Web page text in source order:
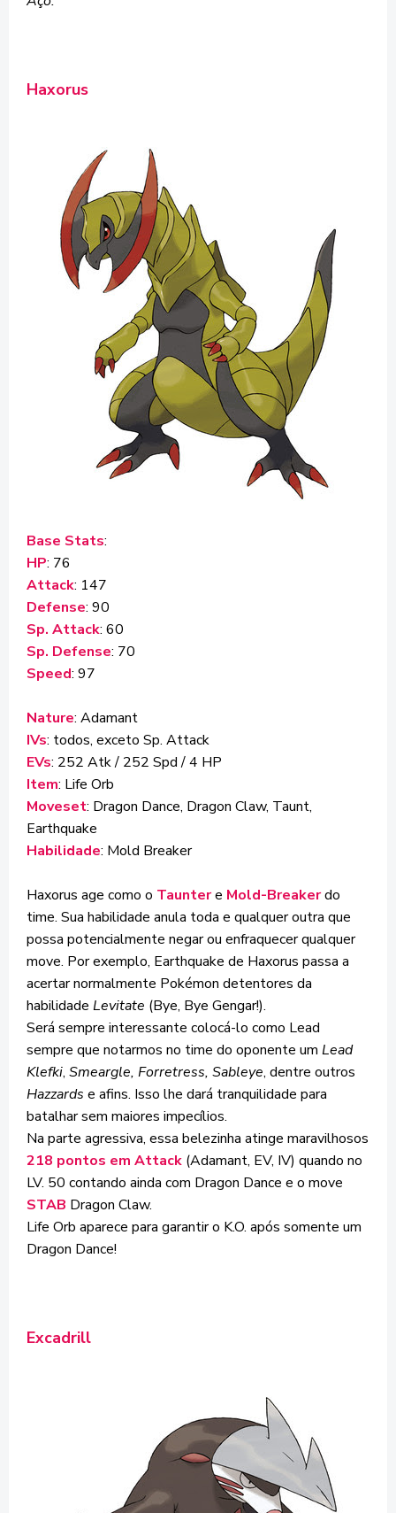
Haxorus
Base Stats:
HP: 76
Attack: 147
Defense: 90
Sp. Attack: 60
Sp. Defense: 70
Speed: 97
Nature: Adamant
IVs: todos, exceto Sp. Attack
EVs: 252 Atk / 252 Spd / 4 HP
Item: Life Orb
Moveset: Dragon Dance, Dragon Claw, Taunt,
Earthquake
Habilidade: Mold Breaker
Haxorus age como o Tauntere Mold-Breakerdo
time. Sua habilidade anula toda e qualquer outra que
possa potencialmente negar ou enfraquecer qualquer
move. Por exemplo, Earthquake de Haxorus passa a
acertar normalmente Pokémon detentores da
habilidade Levitate (Bye, Bye Gengar!).
Será sempre interessante colocá-lo como Lead
sempre que notarmos no time do oponente um Lead
Klefki, Smeargle, Forretress, Sableye, dentre outros
Hazzards e afins. Isso lhe dará tranquilidade para
batalhar sem maiores impecílios.
Na parte agressiva, essa belezinha atinge maravilhosos
218 pontos em Attack (Adamant, EV, IV) quando no
LV. 50 contando ainda com Dragon Dance e o move
STAB Dragon Claw.
Life Orb aparece para garantir o K.O. após somente um
Dragon Dance!
Excadrill